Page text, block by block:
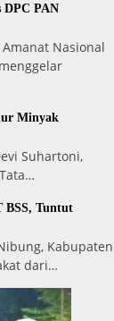
DPC PAN
Nasional
Minyak
Suhartoni,
BSS, Tuntut
Kabupaten
dari…